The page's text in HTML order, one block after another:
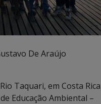
De Araújo
Taquari, em Costa Rica
Educação Ambiental –